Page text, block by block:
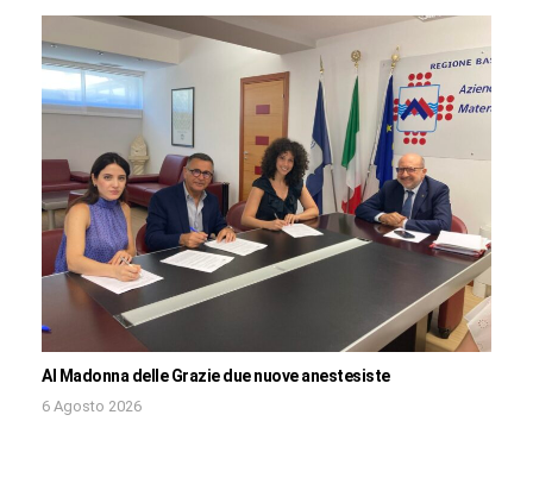
Al Madonna delle Grazie due nuove anestesiste
6 Agosto 2026